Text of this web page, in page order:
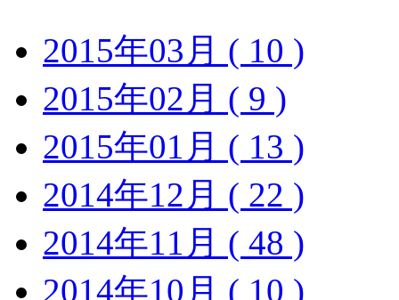
2015年03月 ( 10 )
2015年02月 ( 9 )
2015年01月 ( 13 )
2014年12月 ( 22 )
2014年11月 ( 48 )
2014年10月 ( 10 )